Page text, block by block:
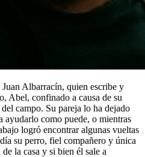
Juan Albarracín, quien escribe y
Abel, confinado a causa de su
campo. Su pareja lo ha dejado
ayudarlo como puede, o mientras
logró encontrar algunas vueltas
su perro, fiel compañero y única
la casa y si bien él sale a